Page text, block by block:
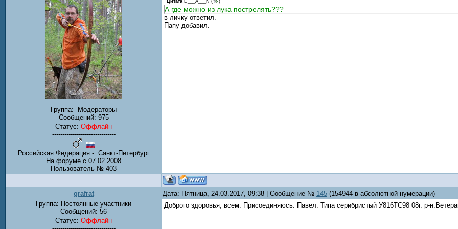
Группа:
Модераторы
Сообщений: 975
Статус: Оффлайн
-------------------------------
Российская Федерация - Санкт-Петербург
На форуме с 07.02.2008
Пользователь № 403
Цитата D___A___N ( )
А где можно из лука пострелять???
в личку ответил.
Папу добавил.
grafrat Дата: Пятница, 24.03.2017, 09:38 | Сообщение № 145 (154944 в абсолютной нумерации)
Группа: Постоянные участники
Сообщений: 56
Статус: Оффлайн
Доброго здоровья, всем. Присоединяюсь. Павел. Типа серибристый У816ТС98 08г. р-